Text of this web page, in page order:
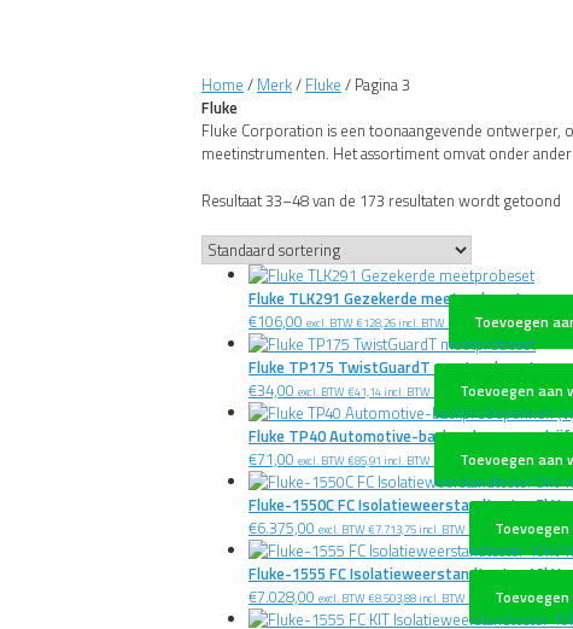
Home / Merk/ Fluke / Pagina 3
Fluke
Fluke Corporation is een toonaangevende ontwerper,
meetinstrumenten. Het assortiment omvat onder
Resultaat 33–48 van de 173 resultaten wordt getoond
Fluke TLK291 Gezekerde meetprobeset
€106,00 excl. BTW €128,26 incl. BTW Toevoegen
Fluke TP175 TwistGuardT meetprobeset
€34,00 excl. BTW €41,14 incl. BTW Toevoegen aan
Fluke TP40 Automotive-backprobepennen
€71,00 excl. BTW €85,91 incl. BTW Toevoegen aan
Fluke-1550C FC Isolatieweerstandtester 5kV
€6.375,00 excl. BTW €7.713,75 incl. BTW
Fluke-1555 FC Isolatieweerstandtester 10kV
€7.028,00 excl. BTW €8.503,88 incl. BTW